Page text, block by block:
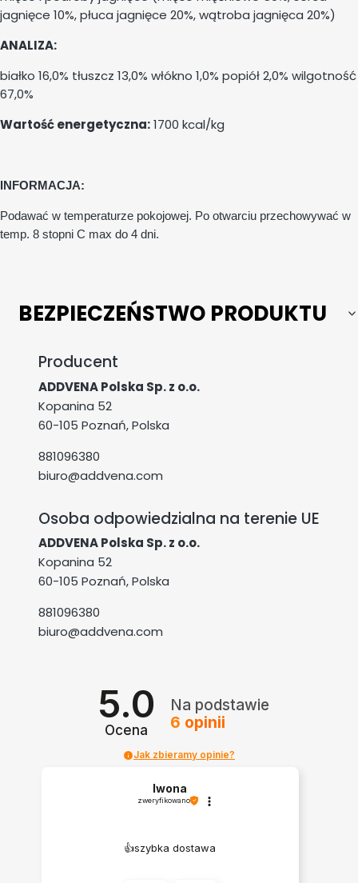
jagnięce 10%, płuca jagnięce 20%, wątroba jagnięca 20%)
ANALIZA:
białko 16,0% tłuszcz 13,0% włókno 1,0% popiół 2,0% wilgotność
67,0%
Wartość energetyczna:1700 kcal/kg
INFORMACJA:
Podawać w temperaturze pokojowej. Po otwarciu przechowywać w
temp. 8 stopni C max do 4 dni.
BEZPIECZEŃSTWO PRODUKTU
Producent
ADDVENA Polska Sp. z o.o.
Kopanina 52
60-105 Poznań, Polska
881096380
biuro@addvena.com
Osoba odpowiedzialna na terenie UE
ADDVENA Polska Sp. z o.o.
Kopanina 52
60-105 Poznań, Polska
881096380
biuro@addvena.com
5.0
Ocena
Na podstawie
6 opinii
Jak zbieramy opinie?
Iwona
zweryfikowano
👍️szybka dostawa